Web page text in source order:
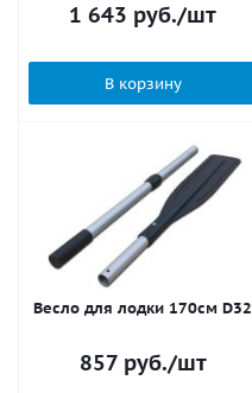
1 643 руб./шт
В корзину
Весло для лодки 170см D32
857руб./шт